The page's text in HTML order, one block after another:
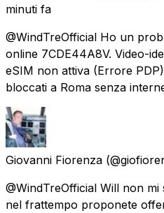
minuti fa
@WindTreOfficial Ho un
online 7CDE44A8V. Video-
eSIM non attiva (Errore
bloccati a Roma senza
Giovanni Fiorenza
@WindTreOfficial Will non
nel frattempo proponete